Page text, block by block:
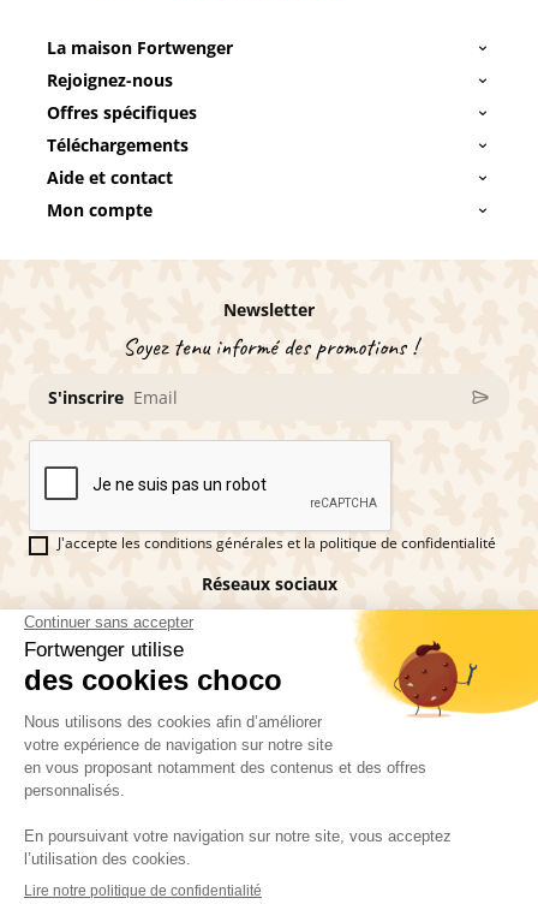
La maison Fortwenger
Rejoignez-nous
Offres spécifiques
Téléchargements
Aide et contact
Mon compte
Newsletter
Soyez tenu informé des promotions !
S'inscrire
J'accepte les conditions générales et la politique de confidentialité
Réseaux sociaux
Vous êtes fan de pains d'épices ?
Fortwenger ©2026
Conditions générales de ventesMentions légales